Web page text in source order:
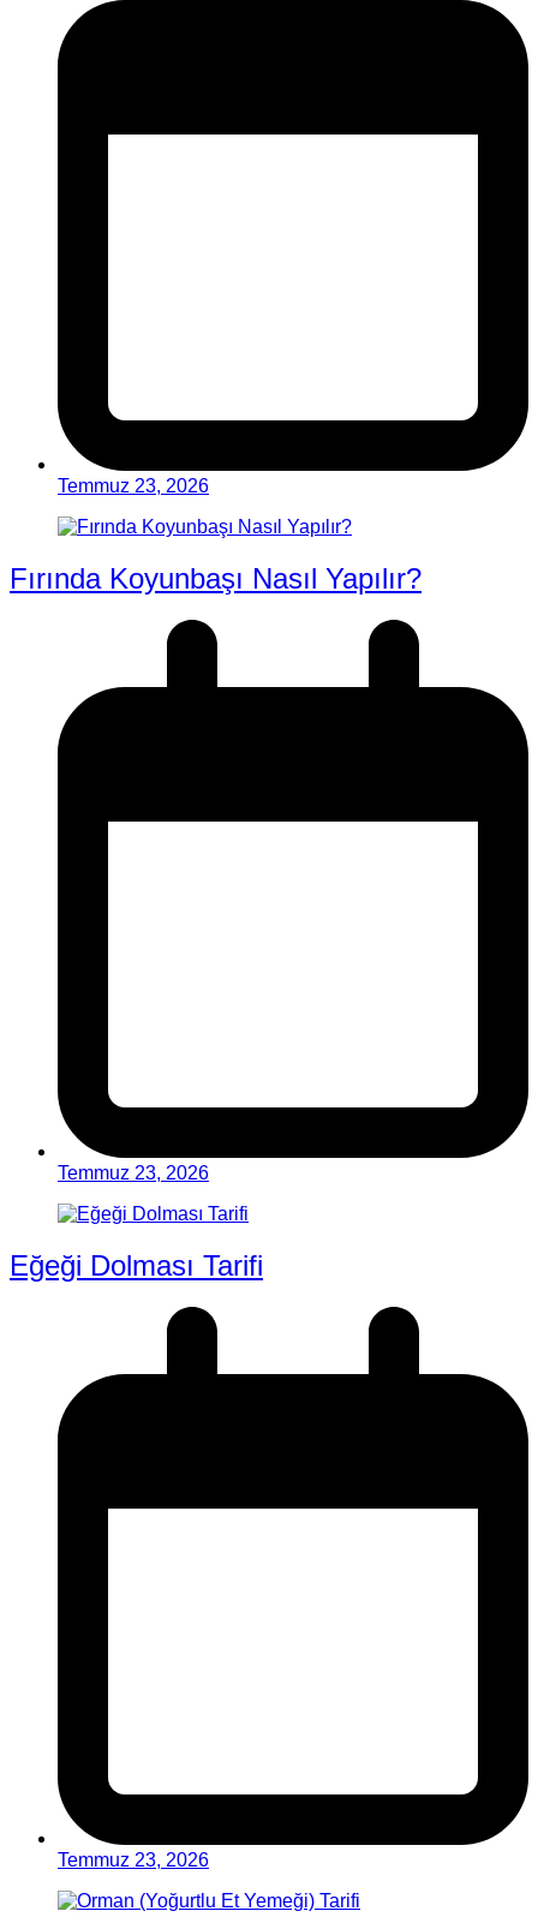
Temmuz 23, 2026
Fırında Koyunbaşı Nasıl Yapılır?
Temmuz 23, 2026
Eğeği Dolması Tarifi
Temmuz 23, 2026